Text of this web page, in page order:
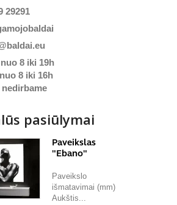
29291
8 iki 19h
8 iki 16h
nedirbame
pasiūlymai
Paveikslas
"Ebano"
Paveikslo
išmatavimai (mm)
Aukštis...